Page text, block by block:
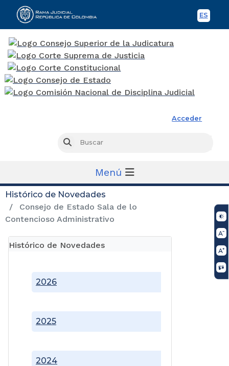
ES
Acceder
Buscar
Menú
Histórico de Novedades
Consejo de Estado Sala de lo
Contencioso Administrativo
Histórico de Novedades
2024
2025
2026